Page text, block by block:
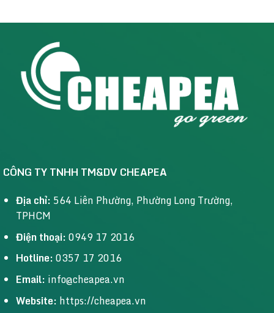
CÔNG TY TNHH TM&DV CHEAPEA
Địa chỉ: 564 Liên Phường, Phường Long Trường,
TPHCM
Điện thoại:0949 17 2016
Hotline:0357 17 2016
Email: info@cheapea.vn
Website: https://cheapea.vn